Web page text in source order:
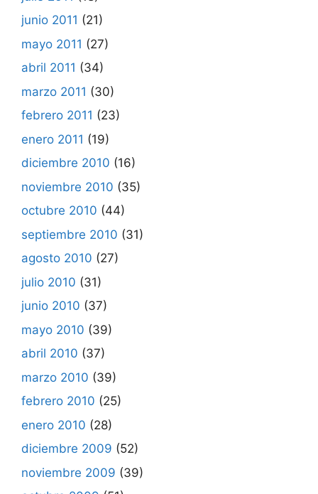
junio 2011 (21)
mayo 2011 (27)
abril 2011 (34)
marzo 2011 (30)
febrero 2011 (23)
enero 2011 (19)
diciembre 2010 (16)
noviembre 2010 (35)
octubre 2010 (44)
septiembre 2010 (31)
agosto 2010 (27)
julio 2010 (31)
junio 2010 (37)
mayo 2010 (39)
abril 2010 (37)
marzo 2010 (39)
febrero 2010 (25)
enero 2010 (28)
diciembre 2009 (52)
noviembre 2009 (39)